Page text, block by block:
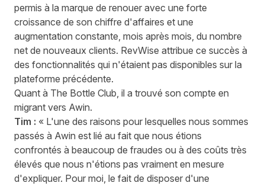
permis à la marque de renouer avec une forte
croissance de son chiffre d'affaires et une
augmentation constante, mois après mois, du nombre
net de nouveaux clients. RevWise attribue ce succès à
des fonctionnalités qui n'étaient pas disponibles sur la
plateforme précédente.
Quant à The Bottle Club, il a trouvé son compte en
migrant vers Awin.
Tim : « L'une des raisons pour lesquelles nous sommes
passés à Awin est lié au fait que nous étions
confrontés à beaucoup de fraudes ou à des coûts très
élevés que nous n'étions pas vraiment en mesure
d'expliquer. Pour moi, le fait de disposer d'une